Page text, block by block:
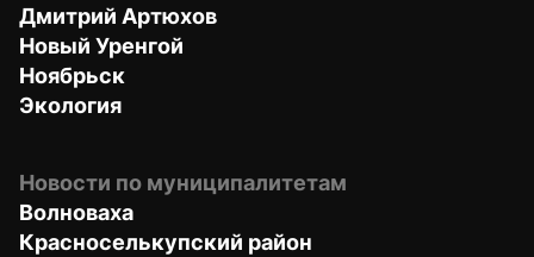
Дмитрий Артюхов
Новый Уренгой
Ноябрьск
Экология
Новости по муниципалитетам
Волноваха
Красноселькупский район